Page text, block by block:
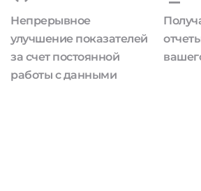
Непрерывное
улучшение показателей
за счет постоянной
работы с данными